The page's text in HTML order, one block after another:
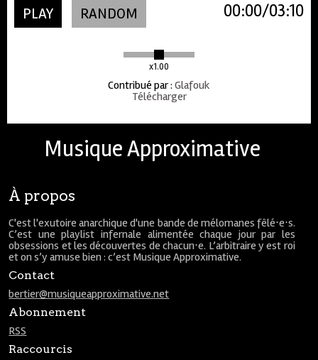
PLAY RANDOM
x1.00
03:10
00:00
Contribué par: Glafouk
Télécharger
Musique Approximative
À propos
C'est l'exutoire anarchique d'une bande de mélomanes fêlé⋅e⋅s.
C’est une playlist infernale alimentée chaque jour par les
obsessions et les découvertes de chacun⋅e. L’arbitraire y est roi
et on s’y amuse bien : c’est Musique Approximative.
Contact
bertier@musiqueapproximative.net
Abonnement
RSS
Raccourcis